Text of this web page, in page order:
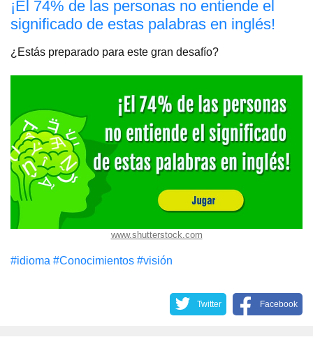
¡El 74% de las personas no entiende el
significado de estas palabras en inglés!
¿Estás preparado para este gran desafío?
www.shutterstock.com
#idioma #Conocimientos #visión
Twitter Facebook